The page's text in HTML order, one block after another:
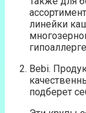
линейки
Bebi.
подберет